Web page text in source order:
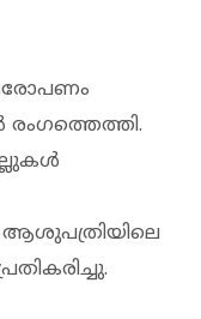
ആശുപത്രിയിലെ